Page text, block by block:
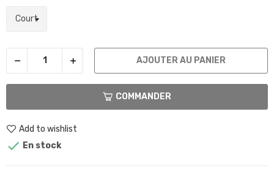
AJOUTER AU PANIER
COMMANDER
Add to wishlist
 En stock